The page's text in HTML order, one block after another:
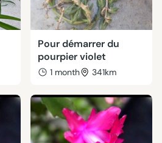
Pour démarrer du
pourpier violet
1 month 341km